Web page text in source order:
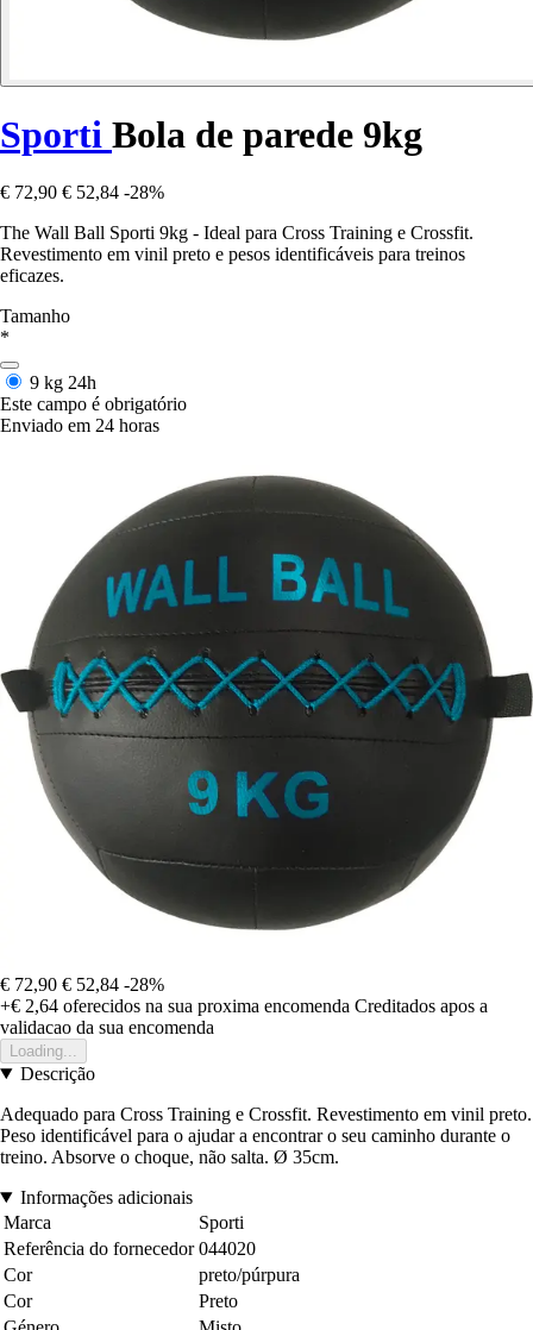
Sporti Bola de parede 9kg
€ 72,90 € 52,84 -28%
The Wall Ball Sporti 9kg - Ideal para Cross Training e Crossfit.
Revestimento em vinil preto e pesos identificáveis para treinos
eficazes.
Tamanho
*
9 kg 24h
Este campo é obrigatório
Enviado em 24 horas
€ 72,90 € 52,84 -28%
+€ 2,64 oferecidos na sua proxima encomenda Creditados apos a
validacao da sua encomenda
Loading...
Descrição
Adequado para Cross Training e Crossfit. Revestimento em vinil preto.
Peso identificável para o ajudar a encontrar o seu caminho durante o
treino. Absorve o choque, não salta. Ø 35cm.
Informações adicionais
Marca
Sporti
Referência do fornecedor 044020
Cor
preto/púrpura
Cor
Preto